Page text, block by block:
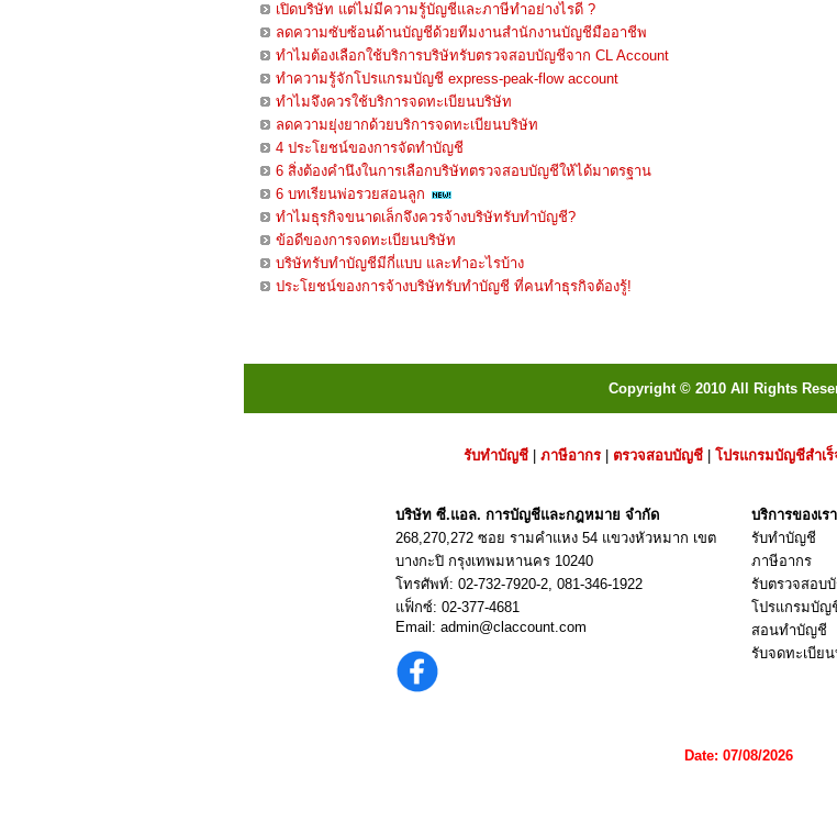
เปิดบริษัท แต่ไม่มีความรู้บัญชีและภาษีทำอย่างไรดี ?
ลดความซับซ้อนด้านบัญชีด้วยทีมงานสำนักงานบัญชีมืออาชีพ
ทำไมต้องเลือกใช้บริการบริษัทรับตรวจสอบบัญชีจาก CL Account
ทำความรู้จักโปรแกรมบัญชี express-peak-flow account
ทำไมจึงควรใช้บริการจดทะเบียนบริษัท
ลดความยุ่งยากด้วยบริการจดทะเบียนบริษัท
4 ประโยชน์ของการจัดทำบัญชี
6 สิ่งต้องคำนึงในการเลือกบริษัทตรวจสอบบัญชีให้ได้มาตรฐาน
6 บทเรียนพ่อรวยสอนลูก
ทำไมธุรกิจขนาดเล็กจึงควรจ้างบริษัทรับทำบัญชี?
ข้อดีของการจดทะเบียนบริษัท
บริษัทรับทำบัญชีมีกี่แบบ และทำอะไรบ้าง
ประโยชน์ของการจ้างบริษัทรับทำบัญชี ที่คนทำธุรกิจต้องรู้!
Copyright © 2010 All Rights
รับทำบัญชี| ภาษีอากร| ตรวจสอบบัญชี| โปรแกรมบัญชีสำเร็
บริษัท ซี.แอล. การบัญชีและกฎหมาย จำกัด
268,270,272 ซอย รามคำแหง 54 แขวงหัวหมาก เขต
บางกะปิ กรุงเทพมหานคร 10240
โทรศัพท์: 02-732-7920-2, 081-346-1922
แฟ็กซ์: 02-377-4681
Email: admin@claccount.com
บริการของเรา
รับทำบัญชี
ภาษีอากร
รับตรวจสอบ
โปรแกรมบัญ
สอนทำบัญชี
รับจดทะเบีย
Date: 07/08/2026